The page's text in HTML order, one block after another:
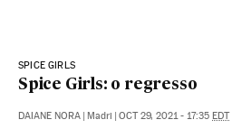
SPICE GIRLS
Spice Girls: o regresso
DAIANE NORA Madri OCT 29, 2021 - 17:35 EDT